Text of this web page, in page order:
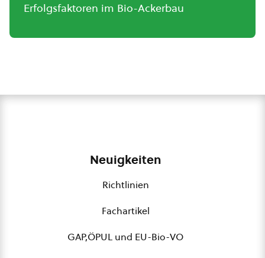
Erfolgsfaktoren im Bio-Ackerbau
Neuigkeiten
Richtlinien
Fachartikel
GAP,ÖPUL und EU-Bio-VO